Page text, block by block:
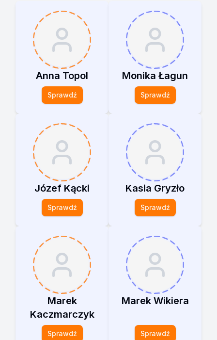
Anna Topol
Sprawdź
Monika Łagun
Sprawdź
Józef Kącki
Sprawdź
Kasia Gryzło
Sprawdź
Marek
Kaczmarczyk
Sprawdź
Marek Wikiera
Sprawdź